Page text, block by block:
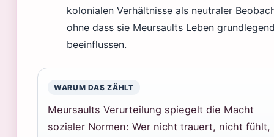
kolonialen Verhältnisse als neutraler
ohne dass sie Meursaults Leben
beeinflussen.
WARUM DAS ZÄHLT
Meursaults Verurteilung spiegelt die Macht
sozialer Normen: Wer nicht trauert, nicht fühlt,